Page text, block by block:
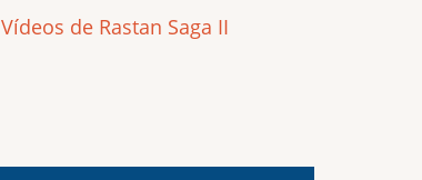
Vídeos de Rastan Saga II